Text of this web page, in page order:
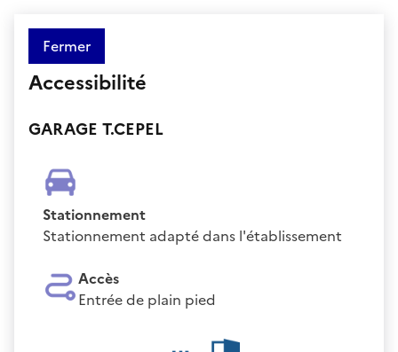
Fermer
Accessibilité
GARAGE T.CEPEL
Stationnement
Stationnement adapté dans l'établissement
Accès
Entrée de plain pied